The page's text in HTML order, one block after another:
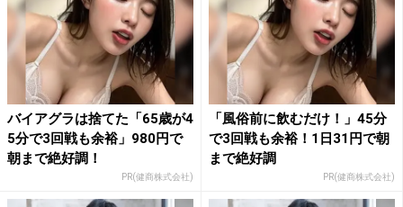
バイアグラは捨てた「65歳が4
5分で3回戦も余裕」980円で
朝まで絶好調！
PR(健商株式会社)
「風俗前に飲むだけ！」45分
で3回戦も余裕！1日31円で朝
まで絶好調
PR(健商株式会社)